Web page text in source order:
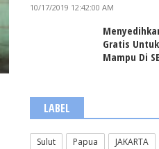
10/17/2019 12:42:00 AM
Gratis
Mampu Di
LABEL
Sulut Papua JAKARTA